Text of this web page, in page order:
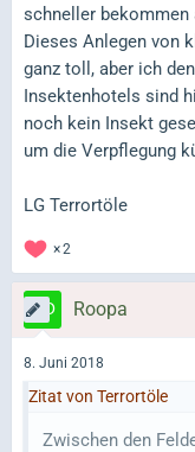
schneller
Dieses Anlegen von
ganz toll, aber ich
Insektenhotels sind
noch kein Insekt
um die Verpflegung
LG Terrortöle
2
Roopa
8. Juni 2018
Zitat von Terrortöle
Zwischen den